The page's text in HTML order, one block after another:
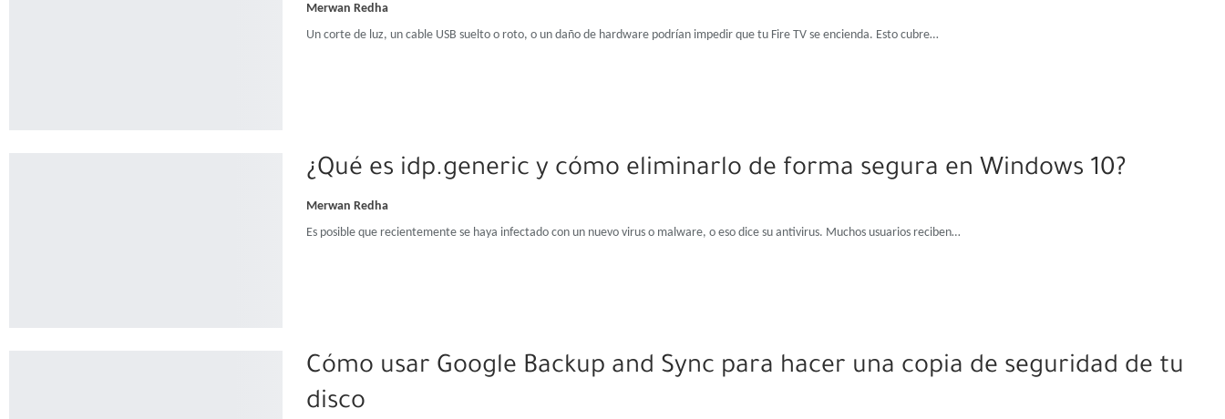
Merwan Redha
Un corte de luz, un cable USB suelto o roto, o un daño de hardware podrían impedir que tu Fire TV se encienda. Esto cubre…
¿Qué es idp.generic y cómo eliminarlo de forma segura en Windows 10?
Merwan Redha
Es posible que recientemente se haya infectado con un nuevo virus o malware, o eso dice su antivirus. Muchos usuarios reciben…
Cómo usar Google Backup and Sync para hacer una copia de seguridad de tu
disco